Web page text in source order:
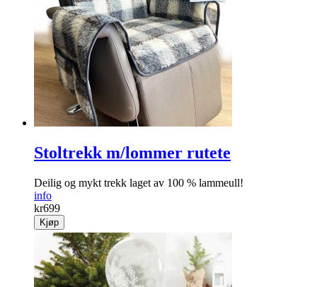
Stoltrekk m/lommer rutete
Deilig og mykt trekk laget av 100 % lammeull!
info
kr699
Kjøp